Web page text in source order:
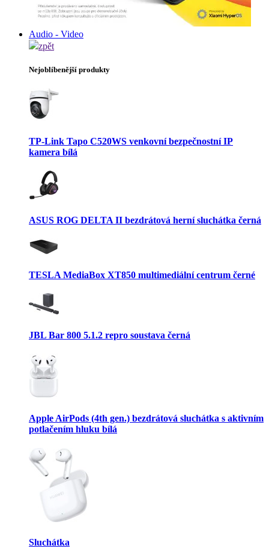
Audio - Video
zpět
Nejoblíbenější produkty
TP-Link Tapo C520WS venkovní bezpečnostní IP
kamera bílá
ASUS ROG DELTA II bezdrátová herní sluchátka černá
TESLA MediaBox XT850 multimediální centrum černé
JBL Bar 800 5.1.2 repro soustava černá
Apple AirPods (4th gen.) bezdrátová sluchátka s aktivním
potlačením hluku bílá
Sluchátka